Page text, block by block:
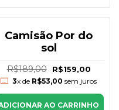
Camisão Por do
sol
R$189,00 R$159,00
3x de R$53,00 sem juros
AO CARRINHO